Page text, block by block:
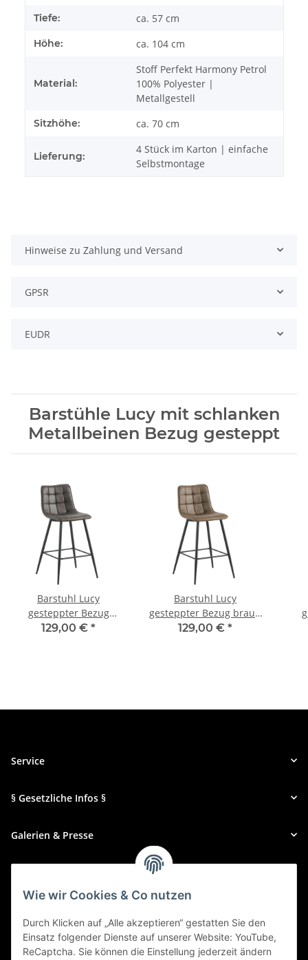
Wie wir Cookies & Co nutzen
Durch Klicken auf „Alle akzeptieren“ gestatten Sie den
Einsatz folgender Dienste auf unserer Website: YouTube,
ReCaptcha. Sie können die Einstellung jederzeit ändern
Tiefe: ca. 57 cm
Höhe: ca. 104 cm
Material:
Stoff Perfekt Harmony Petrol
100% Polyester |
Metallgestell
Sitzhöhe: ca. 70 cm
Lieferung:
4 Stück im Karton | einfache
Selbstmontage
Hinweise zu Zahlung und Versand
GPSR
EUDR
Barstühle Lucy mit schlanken
Metallbeinen Bezug gesteppt
Barstuhl Lucy
gesteppter Bezug
Anthrazit schlanke
129,00 € *
Barstuhl Lucy
gesteppter Bezug braun
schlanke Metallbeine
129,00 € *
Service
§ Gesetzliche Infos §
Galerien & Presse